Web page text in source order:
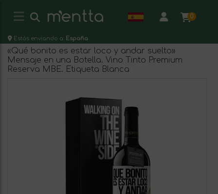
0
Estás enviando a: España
«Qué bonito es estar loco y andar suelto»
Mensaje en una Botella. Vino Tinto Premium
Reserva MBE. Etiqueta Blanca